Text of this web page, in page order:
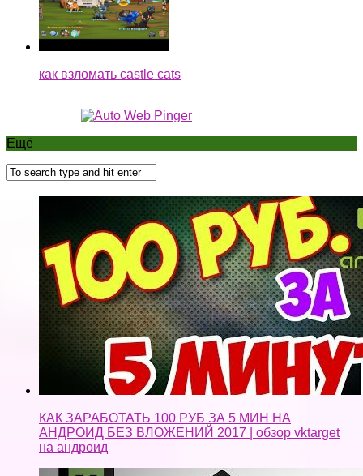
как взломать castle cats
Ещё
КАК ЗАРАБОТАТЬ 100 РУБ ЗА 5 МИН НА
АНДРОИД БЕЗ ВЛОЖЕНИЙ 2017 | обзор vktarget
на андроид